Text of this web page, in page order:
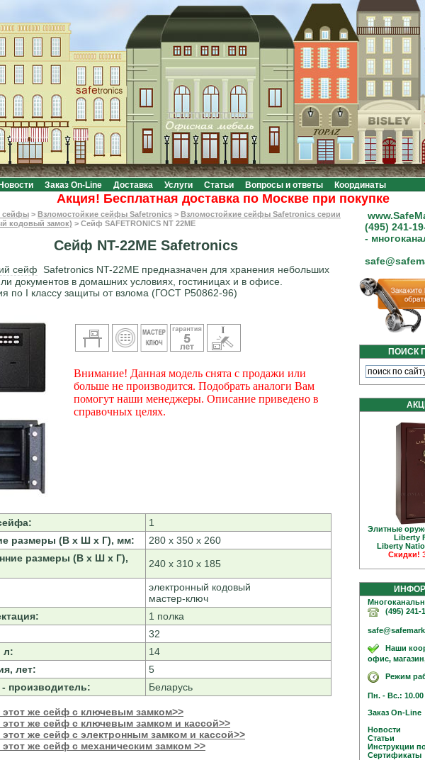
Новости Заказ On-Line Доставка Услуги Статьи Вопросы и ответы Координаты
Акция! Бесплатная доставка по Москве при покупке на
сейфы > Взломостойкие сейфы Safetronics > Взломостойкие сейфы Safetronics серии
кодовый замок) > Сейф SAFETRONICS NT 22ME
Сейф NT-22ME Safetronics
сейф Safetronics NT-22ME предназначен для хранения небольших
документов в домашних условиях, гостиницах и в офисе.
по I классу защиты от взлома (ГОСТ Р50862-96)
Внимание! Данная модель снята с продажи или
больше не производится. Подобрать аналоги Вам
помогут наши менеджеры. Описание приведено в
справочных целях.
1
размеры (В х Ш х Г), мм:
280 х 350 х 260
размеры (В х Ш х Г),
240 х 310 х 185
электронный кодовый
мастер-ключ
1 полка
32
л:
14
лет:
5
- производитель:
Беларусь
этот же сейф с ключевым замком>>
этот же сейф с ключевым замком и кассой>>
же сейф с электронным замком и кассой>>
же сейф с механическим замком >>
(495) 241-
-
ПОИСК
Элитные
Liberty
Liberty
Скидки!
(495) 241-
Наши
офис,
Режим
Пн. - Вс.: 10.00
Заказ On-Line
Новости
Статьи
Инструкции
Сертификаты